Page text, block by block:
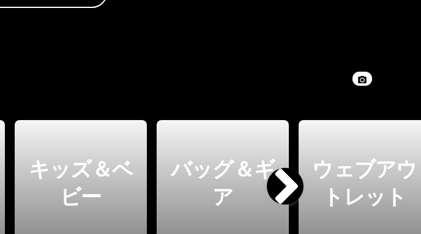
キッズ＆ベ
ビー
バッグ＆ギ
ア
ウェブアウ
トレット